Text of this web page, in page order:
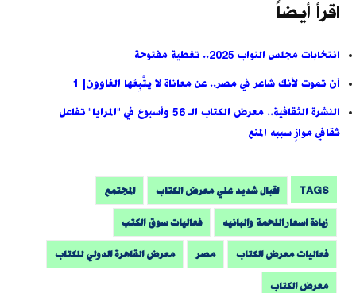
اقرأ أيضاً
انتخابات مجلس النواب 2025.. تغطية مفتوحة
أن تموت لأنك شاعر في مصر.. عن معاناة لا يتَّبِعُها الغاوون| 1
النشرة الثقافية.. معرض الكتاب الـ 56 وأسبوع في "المرايا" تفاعل
ثقافي موازٍ سببه المنع
TAGS اقبال شديد علي معرض الكتاب المجتمع
زيادة اسعار اللحمة والبانيه فعاليات سوق الكتب
فعاليات معرض الكتاب مصر معرض القاهرة الدولي للكتاب
معرض الكتاب